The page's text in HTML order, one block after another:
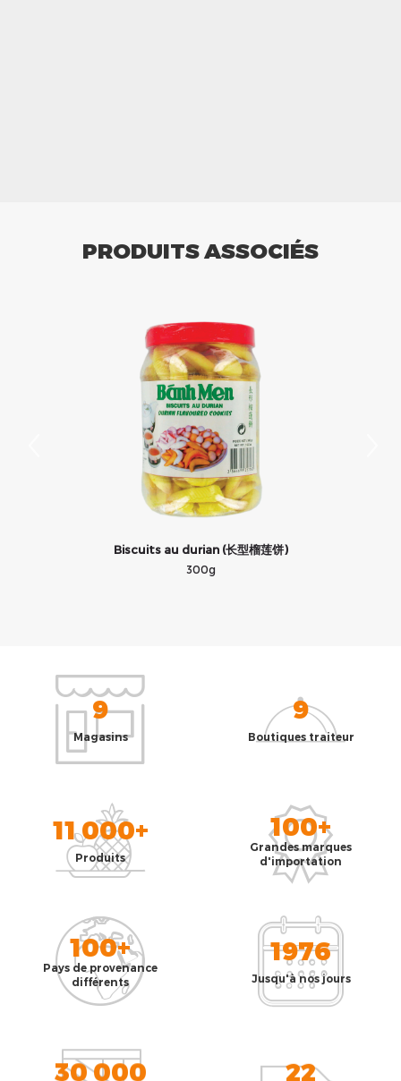
PRODUITS ASSOCIÉS
Biscuits au durian (长型榴莲饼)
300g
9
Magasins
9
Boutiques traiteur
11 000+
Produits
100+
Grandes marques
d'importation
100+
Pays de provenance
différents
1976
Jusqu'à nos jours
30 000 22